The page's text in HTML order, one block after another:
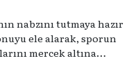
nabzını tutmaya hazır
ele alarak, sporun
mercek altına